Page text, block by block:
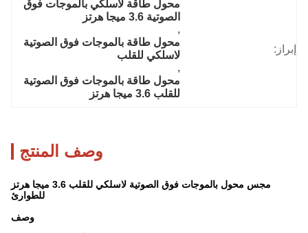
إبراز:
محول طاقة لاسلكي بالموجات فوق
الصوتية 3.6 ميجا هرتز
,
محول طاقة بالموجات فوق الصوتية
لاسلكي للقلب
,
محول طاقة بالموجات فوق الصوتية
للقلب 3.6 ميجا هرتز
وصف المنتج
مجس محول بالموجات فوق الصوتية لاسلكي للقلب 3.6 ميجا هرتز
للطوارئ
وصف